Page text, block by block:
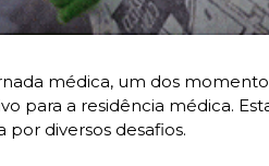
médica, um dos
para a residência médica.
por diversos desafios.